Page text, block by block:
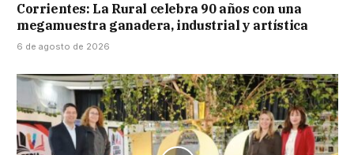
Corrientes: La Rural celebra 90 años con una
megamuestra ganadera, industrial y artística
6 de agosto de 2026